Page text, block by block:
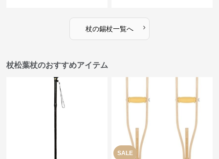
杖の錫杖一覧へ ›
杖松葉杖のおすすめアイテム
SALE